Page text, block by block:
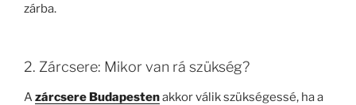
zárba.
2. Zárcsere: Mikor van rá szükség?
Azárcsere Budapestenakkor válik szükségessé, ha a